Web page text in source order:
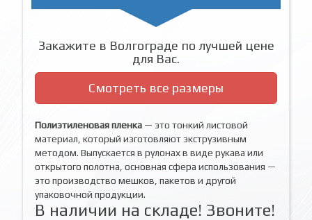
Закажите в Волгограде по лучшей цене
для Вас.
Смотреть все размеры
Полиэтиленовая пленка — это тонкий листовой
материал, который изготовляют экструзивным
методом. Выпускается в рулонах в виде рукава или
открытого полотна, основная сфера использования —
это производство мешков, пакетов и другой
упаковочной продукции.
В наличии на складе! Звоните!